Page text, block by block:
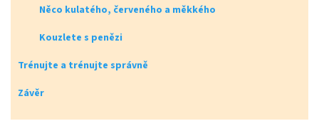
Něco kulatého, červeného a měkkého
Kouzlete s penězi
Trénujte a trénujte správně
Závěr